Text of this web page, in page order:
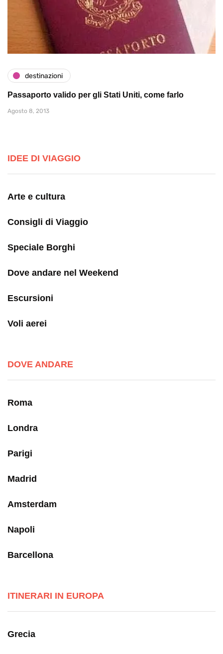
destinazioni
Passaporto valido per gli Stati Uniti, come farlo
Agosto 8, 2013
IDEE DI VIAGGIO
Arte e cultura
Consigli di Viaggio
Speciale Borghi
Dove andare nel Weekend
Escursioni
Voli aerei
DOVE ANDARE
Roma
Londra
Parigi
Madrid
Amsterdam
Napoli
Barcellona
ITINERARI IN EUROPA
Grecia